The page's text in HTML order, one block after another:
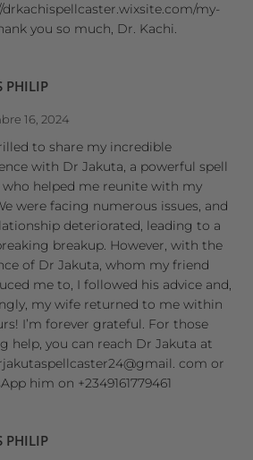
drkachispellcaster.wixsite.com/my-
you so much, Dr. Kachi.
PHILIP
16, 2024
to share my incredible
with Dr Jakuta, a powerful spell
who helped me reunite with my
were facing numerous issues, and
deteriorated, leading to a
breakup. However, with the
of Dr Jakuta, whom my friend
me to, I followed his advice and,
my wife returned to me within
I’m forever grateful. For those
help, you can reach Dr Jakuta at
com or
him on +2349161779461
PHILIP